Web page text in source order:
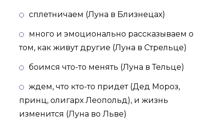
сплетничаем (Луна в Близнецах)
много и эмоционально рассказываем о
том, как живут другие (Луна в Стрельце)
боимся что-то менять (Луна в Тельце)
ждем, что кто-то придет (Дед Мороз,
принц, олигарх Леопольд), и жизнь
изменится (Луна во Льве)